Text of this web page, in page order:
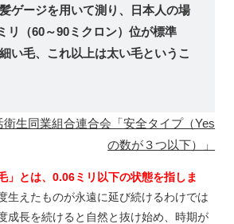
ゲージを用いて測り、日本人の場
リ（60～90ミクロン）位が標準
い毛、これ以上は太い毛というこ
生同業組合連合会「安全タイプ（Yes
の数が３つ以下）」
」とは、0.06ミリ以下の状態を指しま
生えたものが永遠に延び続けるわけでは
成長を続けると自然と抜け始め、時期が